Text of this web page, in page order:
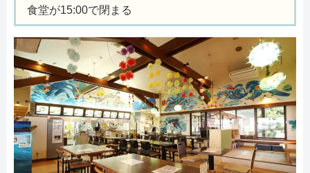
食堂が15:00で閉まる